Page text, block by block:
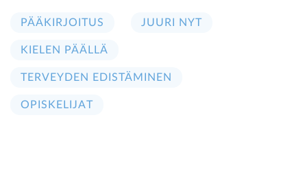
PÄÄKIRJOITUS JUURI NYT
KIELEN PÄÄLLÄ
TERVEYDEN EDISTÄMINEN
OPISKELIJAT